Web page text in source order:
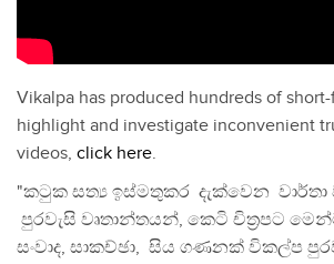
Vikalpa has produced hundreds of
highlight and investigate inconvenient
videos, click here.
"කටුක සත්‍ය ඉස්මතුකර දැක්වෙන වාර්තා
පුරවැසි වෘතාන්තයන්, කෙටි චිත්‍රපට
සංවාද, සාකච්ඡා, සිය ගණනක් විකල්ප